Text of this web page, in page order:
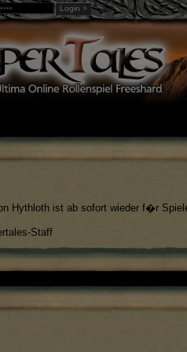
array key "loggedin" in/
Login >
Hythloth ist ab sofort wieder f�r
Staff